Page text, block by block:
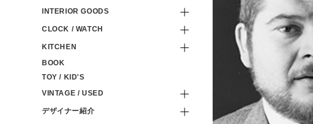
INTERIOR GOODS
CLOCK / WATCH
KITCHEN
BOOK
TOY / KID'S
VINTAGE / USED
デザイナー紹介